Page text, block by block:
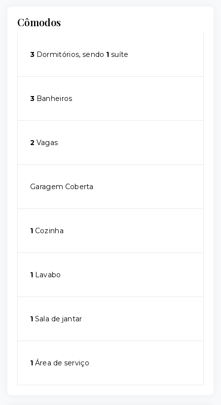
Cômodos
3 Dormitórios, sendo 1 suíte
3 Banheiros
2 Vagas
Garagem Coberta
1 Cozinha
1 Lavabo
1 Sala de jantar
1 Área de serviço